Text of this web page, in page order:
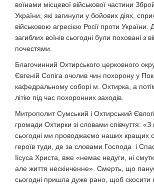
воїнами місцевої військової частини
України, які загинули у бойових діях,
військовою агресією Росії проти України.
загиблих воїнів сьогодні були поховані з
почестями.
Благочинний Охтирського церковного
Євгеній Сопіга очолив чин похорону у
кафедральному соборі м. Охтирка, а
літію під час похоронних заходів.
Митрополит Сумський і Охтирський
громади Охтирки зі словами співчуття:
сьогодні ми проводжаємо наших кращих
героїв туди, де за словами Господа і
Іісуса Христа, вже «немає недуги, ні
але життя нескінченне». Смерть, що
сьогодні пришла дуже рано, щоб скосити